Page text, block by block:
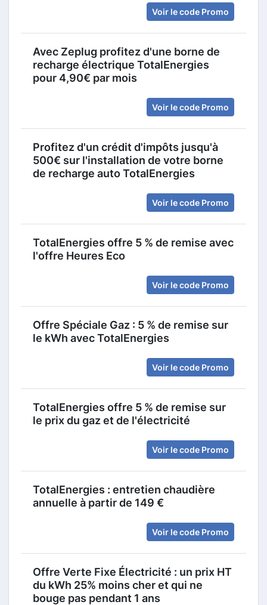
Voir le code Promo
Avec Zeplug profitez d'une borne de
recharge électrique TotalEnergies
pour 4,90€ par mois
Voir le code Promo
Profitez d'un crédit d'impôts jusqu'à
500€ sur l'installation de votre borne
de recharge auto TotalEnergies
Voir le code Promo
TotalEnergies offre 5 % de remise avec
l'offre Heures Eco
Voir le code Promo
Offre Spéciale Gaz : 5 % de remise sur
le kWh avec TotalEnergies
Voir le code Promo
TotalEnergies offre 5 % de remise sur
le prix du gaz et de l'électricité
Voir le code Promo
TotalEnergies : entretien chaudière
annuelle à partir de 149 €
Voir le code Promo
Offre Verte Fixe Électricité : un prix HT
du kWh 25% moins cher et qui ne
bouge pas pendant 1 ans